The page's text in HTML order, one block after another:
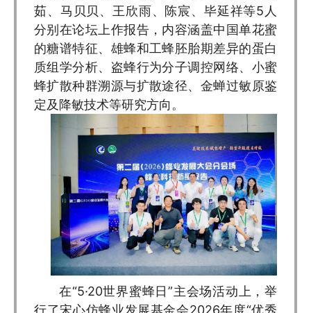
茹、马贝贝、王欣雨、陈宸、毕延祥等5人
分别在论坛上作报告，内容涵盖中国单花蜜
的糖谱特征、雄蜂和工蜂胚胎期差异的蛋白
质组学分析、盗蜂行为分子调控网络、小蜜
蜂扩散种群溯源与扩散途径、金蝉过敏原鉴
定及降敏技术等研究方向。
在“5·20世界蜜蜂日”主会场活动上，举
行了宋心仿蜂业发展基金会2026年度“优秀